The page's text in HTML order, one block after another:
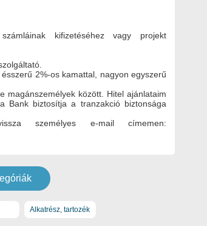
kifizetéséhez vagy projekt
2%-os kamattal, nagyon egyszerű
magánszemélyek között. Hitel ajánlataim
Bank biztosítja a tranzakció biztonsága
személyes e-mail címemen:
Alkatrész, tartozék